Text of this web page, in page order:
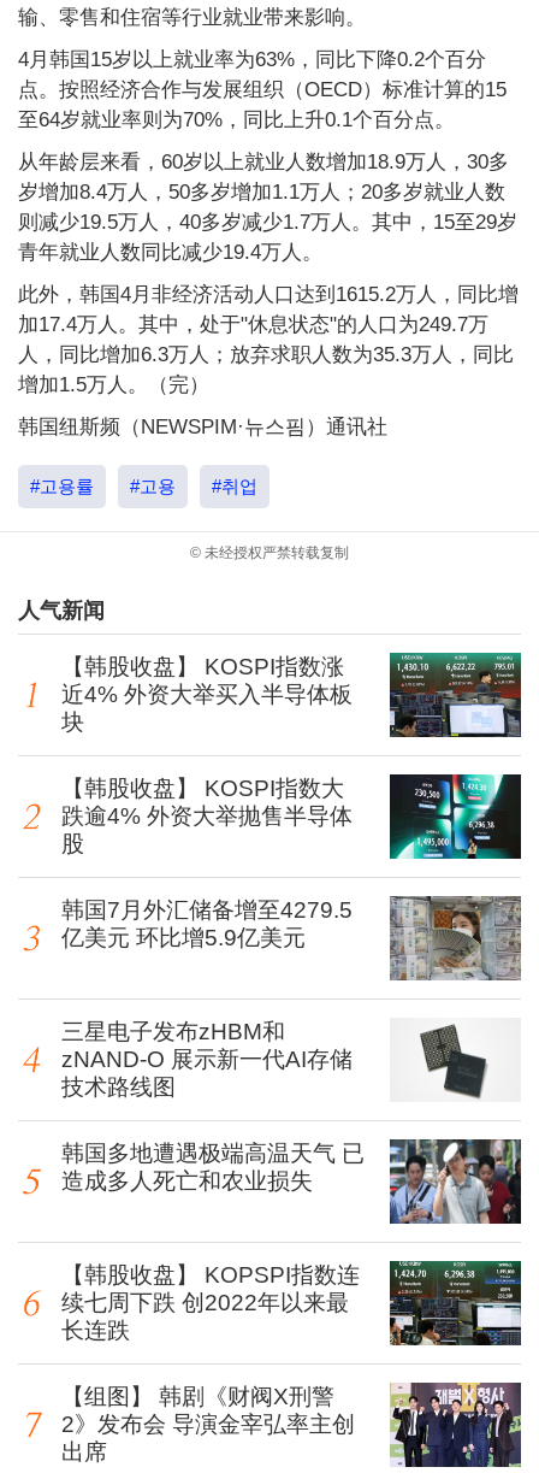
输、零售和住宿等行业就业带来影响。
4月韩国15岁以上就业率为63%，同比下降0.2个百分
点。按照经济合作与发展组织（OECD）标准计算的15
至64岁就业率则为70%，同比上升0.1个百分点。
从年龄层来看，60岁以上就业人数增加18.9万人，30多
岁增加8.4万人，50多岁增加1.1万人；20多岁就业人数
则减少19.5万人，40多岁减少1.7万人。其中，15至29岁
青年就业人数同比减少19.4万人。
此外，韩国4月非经济活动人口达到1615.2万人，同比增
加17.4万人。其中，处于"休息状态"的人口为249.7万
人，同比增加6.3万人；放弃求职人数为35.3万人，同比
增加1.5万人。（完）
韩国纽斯频（NEWSPIM·뉴스핌）通讯社
#고용률 #고용 #취업
© 未经授权严禁转载复制
人气新闻
【韩股收盘】 KOSPI指数涨
近4% 外资大举买入半导体板
块
【韩股收盘】 KOSPI指数大
跌逾4% 外资大举抛售半导体
股
韩国7月外汇储备增至4279.5
亿美元 环比增5.9亿美元
三星电子发布zHBM和
zNAND-O 展示新一代AI存储
技术路线图
韩国多地遭遇极端高温天气 已
造成多人死亡和农业损失
【韩股收盘】 KOPSPI指数连
续七周下跌 创2022年以来最
长连跌
【组图】 韩剧《财阀X刑警
2》发布会 导演金宰弘率主创
出席